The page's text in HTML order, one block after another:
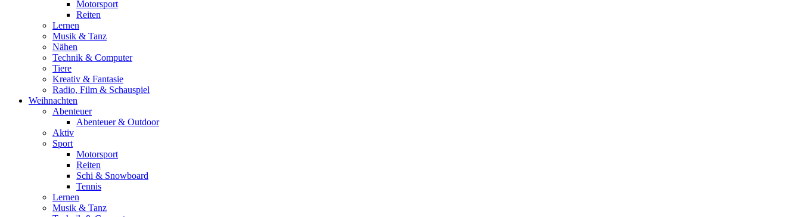
Motorsport
Reiten
Lernen
Musik & Tanz
Nähen
Technik & Computer
Tiere
Kreativ & Fantasie
Radio, Film & Schauspiel
Weihnachten
Abenteuer
Abenteuer & Outdoor
Aktiv
Sport
Motorsport
Reiten
Schi & Snowboard
Tennis
Lernen
Musik & Tanz